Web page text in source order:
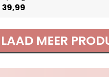
39,99
LAAD MEER